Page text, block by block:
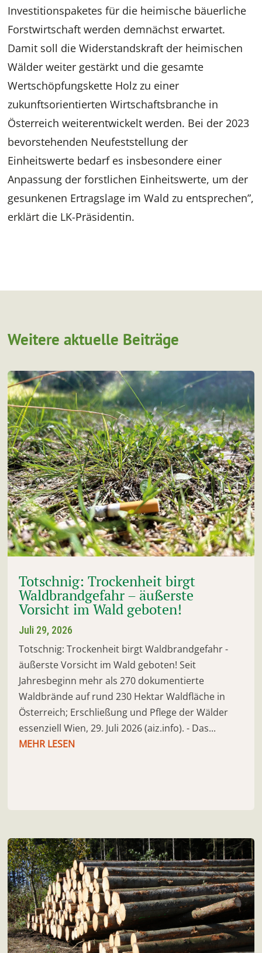
Investitionspaketes für die heimische bäuerliche
Forstwirtschaft werden demnächst erwartet.
Damit soll die Widerstandskraft der heimischen
Wälder weiter gestärkt und die gesamte
Wertschöpfungskette Holz zu einer
zukunftsorientierten Wirtschaftsbranche in
Österreich weiterentwickelt werden. Bei der 2023
bevorstehenden Neufeststellung der
Einheitswerte bedarf es insbesondere einer
Anpassung der forstlichen Einheitswerte, um der
gesunkenen Ertragslage im Wald zu entsprechen”,
erklärt die LK-Präsidentin.
Weitere aktuelle Beiträge
Totschnig: Trockenheit birgt
Waldbrandgefahr – äußerste
Vorsicht im Wald geboten!
Juli 29, 2026
Totschnig: Trockenheit birgt Waldbrandgefahr -
äußerste Vorsicht im Wald geboten! Seit
Jahresbeginn mehr als 270 dokumentierte
Waldbrände auf rund 230 Hektar Waldfläche in
Österreich; Erschließung und Pflege der Wälder
essenziell Wien, 29. Juli 2026 (aiz.info). - Das...
MEHR LESEN